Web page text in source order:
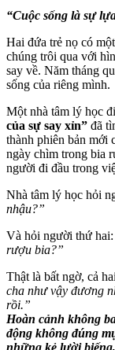
“Cuộc sống là sự
Hai đứa trẻ nọ có
chúng trôi qua với
say về. Năm tháng
sống của riêng mình.
Một nhà tâm lý học
của sự say xỉn” đã
thành phiên bản mới
ngày chìm trong bia
người đi đầu trong
Nhà tâm lý học hỏi
nhậu?”
Và hỏi người thứ hai:
rượu bia?”
Thật là bất ngờ, cả
cha như vậy đương
rồi.”
Hoàn cảnh không
động không đúng
những kẻ lười